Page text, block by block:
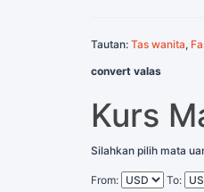
Tautan: Tas wanita,
convert valas
Kurs
Silahkan pilih mata
From: To: